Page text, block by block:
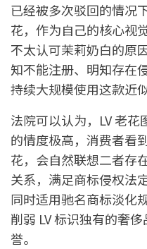
已经被多次驳回的情况
花，作为自己的核心视
不太认可茉莉奶白的原
知不能注册、明知存在
持续大规模使用这款近
法院可以认为，LV 老
的情度极高，消费者看
花，会自然联想二者存
关系，满足商标侵权法
同时适用驰名商标淡化
削弱 LV 标识独有的奢
誉。